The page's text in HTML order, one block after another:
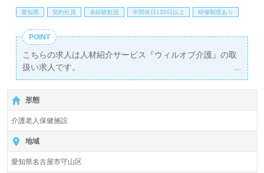
愛知県 契約社員 未経験歓迎 年間休日120日以上 研修制度あり
POINT
こちらの求人は人材紹介サービス『ウィルオブ介護』の取
扱い求人です。
詳細に関してお気軽にご相談ください♪
【無料】で皆さんの転職活動をサポートいたします。
形態
介護老人保健施設
地域
愛知県名古屋市守山区